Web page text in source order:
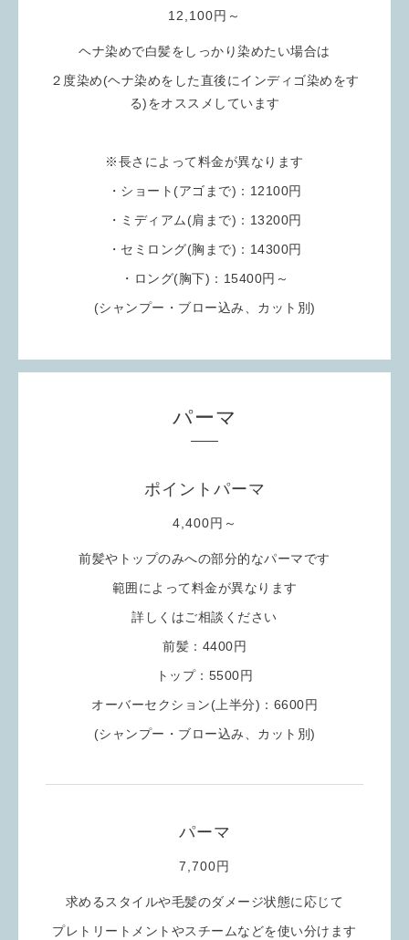
12,100円～
ヘナ染めで白髪をしっかり染めたい場合は
２度染め(ヘナ染めをした直後にインディゴ染めをす
る)をオススメしています
※長さによって料金が異なります
・ショート(アゴまで)：12100円
・ミディアム(肩まで)：13200円
・セミロング(胸まで)：14300円
・ロング(胸下)：15400円～
(シャンプー・ブロー込み、カット別)
パーマ
ポイントパーマ
4,400円～
前髪やトップのみへの部分的なパーマです
範囲によって料金が異なります
詳しくはご相談ください
前髪：4400円
トップ：5500円
オーバーセクション(上半分)：6600円
(シャンプー・ブロー込み、カット別)
パーマ
7,700円
求めるスタイルや毛髪のダメージ状態に応じて
プレトリートメントやスチームなどを使い分けます